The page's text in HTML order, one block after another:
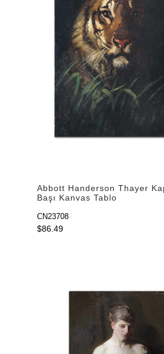
Abbott Handerson Thayer
Başı Kanvas Tablo
CN23708
$86.49